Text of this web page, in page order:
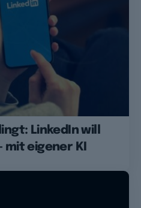
LinkedIn will
eigener KI